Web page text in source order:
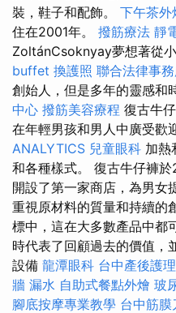
裝，鞋子和配飾。 下午茶外
住在2001年。 撥筋療法 靜
ZoltánCsoknyay夢想著從
buffet 換護照 聯合法律事
創始人，但是多年的靈感和
中心 撥筋美容療程 復古牛
在年輕男孩和男人中廣受歡
ANALYTICS 兒童眼科 加熱
和各種樣式。 復古牛仔褲
開設了第一家商店，為男女
重視原材料的質量和持續的
標中，這在大多數產品中都
時代表了回顧過去的價值，
設備 龍潭眼科 台中產後護
牆 漏水 自助式餐點外燴 玻
腳底按摩專業教學 台中筋膜